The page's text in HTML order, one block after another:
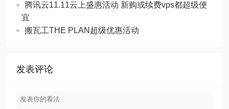
腾讯云11.11云上盛惠活动 新购或续费vps都超级便
宜
搬瓦工THE PLAN超级优惠活动
发表评论